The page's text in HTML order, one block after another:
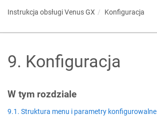
Instrukcja obsługiVenus GX Konfiguracja
9. Konfiguracja
W tym rozdziale
9.1. Struktura menu i parametry konfigurowalne